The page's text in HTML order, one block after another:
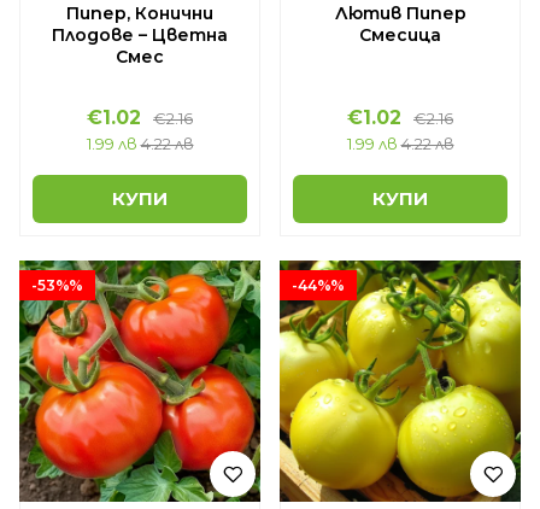
Пипер, Конични
Плодове – Цветна
Смес
€1.02
€2.16
1.99 лв 4.22 лв
КУПИ
Лютив Пипер
Смесица
€1.02
€2.16
1.99 лв 4.22 лв
КУПИ
-53%% -44%%